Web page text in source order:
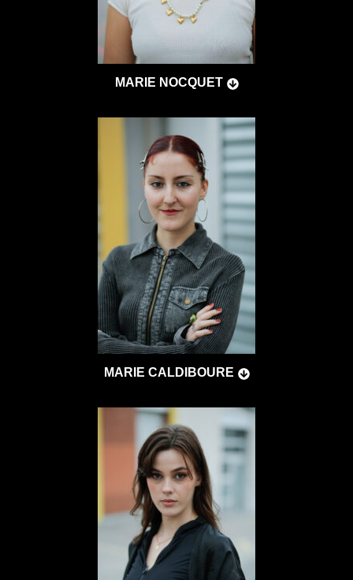
MARIE NOCQUET
MARIE CALDIBOURE